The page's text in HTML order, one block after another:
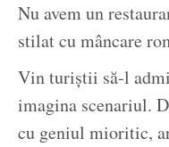
Nu avem un
stilat cu mâncare
Vin turiștii să-l
imagina scenariul.
cu geniul mioritic,